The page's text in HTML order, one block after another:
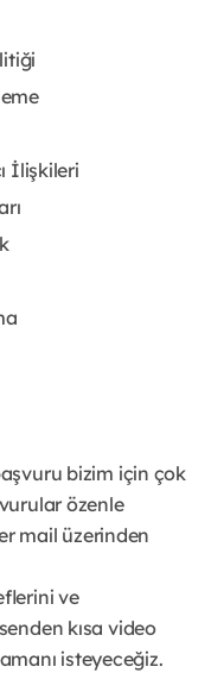
İlişkileri
bizim için çok
özenle
mail üzerinden
ve
kısa video
isteyeceğiz.